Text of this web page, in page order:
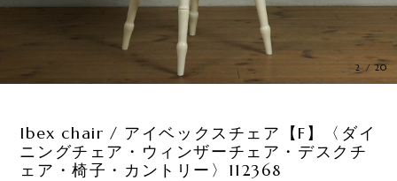
3 /20
Ibex chair / アイベックスチェア【F】〈ダイ
ニングチェア・ウィンザーチェア・デスクチ
ェア・椅子・カントリー〉112368